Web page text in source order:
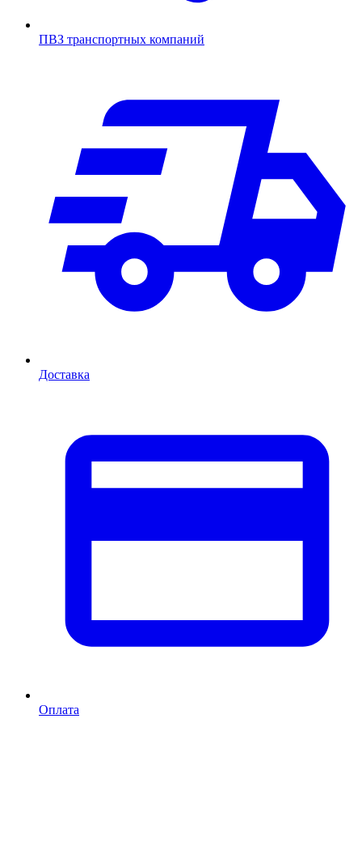
ПВЗ транспортных компаний
Доставка
Оплата